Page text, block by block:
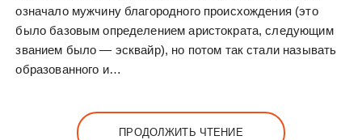
означало мужчину благородного происхождения (это
было базовым определением аристократа, следующим
званием было — эсквайр), но потом так стали называть
образованного и…
ПРОДОЛЖИТЬ ЧТЕНИЕ